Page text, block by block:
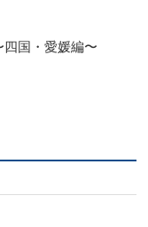
国・愛媛編〜